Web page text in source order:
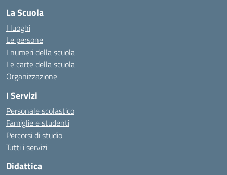
La Scuola
I luoghi
Le persone
I numeri della scuola
Le carte della scuola
Organizzazione
I Servizi
Personale scolastico
Famiglie e studenti
Percorsi di studio
Tutti i servizi
Didattica